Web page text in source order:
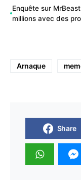
Enquête sur
millions avec des
Arnaque
Share